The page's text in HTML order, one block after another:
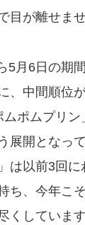
目が離せませ
5月6日の期
、中間順位
ムポムプリ
展開となって
は以前3回
ち、今年こ
くしています